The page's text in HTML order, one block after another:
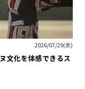
2026/07/29(水)
文化を体感できるス